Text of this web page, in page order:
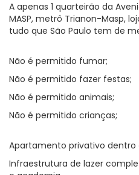
A apenas 1 quarteirão da
MASP, metrô Trianon-Masp,
tudo que São Paulo tem de
Não é permitido fumar;
Não é permitido fazer festas;
Não é permitido animais;
Não é permitido crianças;
Apartamento privativo dentro
Infraestrutura de lazer